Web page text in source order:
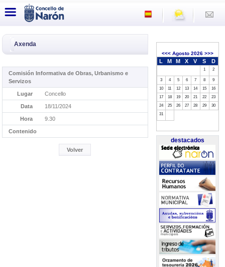
Axenda
Comisión Informativa de Obras, Urbanismo e
Servizos
Lugar Concello
Data 18/11/2024
Hora 9.30
Contenido
Volver
<<<Agosto 2026 >>>
L M M X V S D
1 2
3 4 5 6 7 8
9
10
11 12 13 14 15
16
17
18 19 20 21 22
23
24
25 26 27 28 29
30
31
destacados